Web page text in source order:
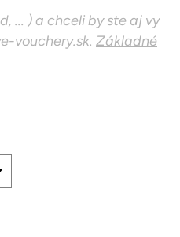
... ) a chceli by ste aj vy
vouchery.sk. Základné